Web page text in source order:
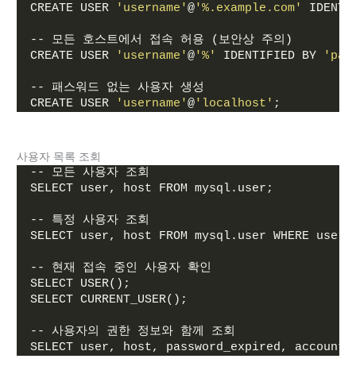
CREATE USER
'username'@'%.example.com'
-- 모든 호스트에서 접속 허용 (보안상 주의)
CREATE USER
'username'@'%' IDENTIFIED BY
-- 패스워드 없는 사용자 생성
CREATE USER
'username'@'localhost' ;
사용자 목록 조회
-- 모든 사용자 조회
SELECT user, host FROM mysql.user;
-- 특정 사용자 조회
SELECT user, host FROM mysql.user WHERE
-- 현재 접속 중인 사용자 확인
SELECT USER();
SELECT CURRENT_USER();
-- 사용자의 권한 정보와 함께 조회
SELECT user, host, password_expired,